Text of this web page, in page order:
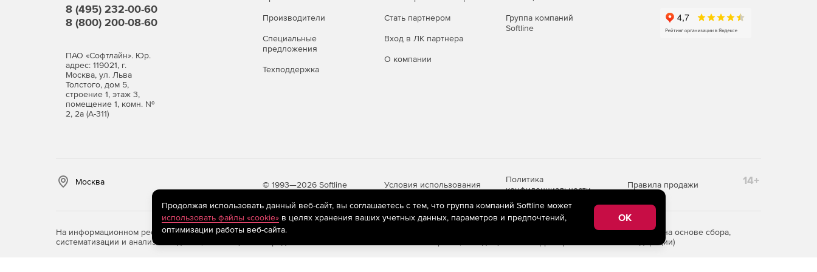
Виды лицензий
По числу защищаемых пользователей.
Программный продукт Dr.Web Mail Security Suite можно приобрести отдельно или в составе комплекса
Dr.Web Enterprise Security Suite. В последнем случае дополнительно лицензируется Центр управления
Dr.Web Enterprise Security Suite.
Антивирус + Центр управления
Антивирус + Антиспам
Антивирус + Антиспам + Центр управления
8 (495) 232-00-60
8 (800) 200-08-60
ПАО «Софтлайн». Юр.
адрес: 119021, г.
Москва, ул. Льва
Толстого, дом 5,
строение 1, этаж 3,
помещение 1, комн. №
2, 2а (А-311)
Производители
Специальные
предложения
Техподдержка
Стать партнером
Вход в ЛК партнера
О компании
Группа компаний
Softline
Москва © 1993—2026 Softline Условия использования
Политика
конфиденциальности
Правила продажи 14+
На информационном ресурсе store.softline.ru применяются
(информационные технологии предоставления информации на основе сбора,
систематизации и анализа сведений, относящихся к предпочтениям пользователей сети «Интернет», находящихся на территории Российской Федерации)
Продолжая использовать данный веб-сайт, вы соглашаетесь с тем, что группа компаний Softline может
использовать файлы «cookie»в целях хранения ваших учетных данных, параметров и предпочтений,
оптимизации работы веб-сайта.
OK